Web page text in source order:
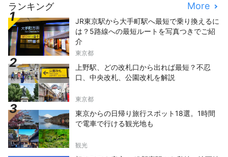
ランキング More
JR東京駅から大手町駅へ最短で乗り換えるに
は？5路線への最短ルートを写真つきでご紹
介
東京都
上野駅、どの改札口から出れば最短？不忍
口、中央改札、公園改札を解説
東京都
東京からの日帰り旅行スポット18選。1時間
で電車で行ける観光地も
観光